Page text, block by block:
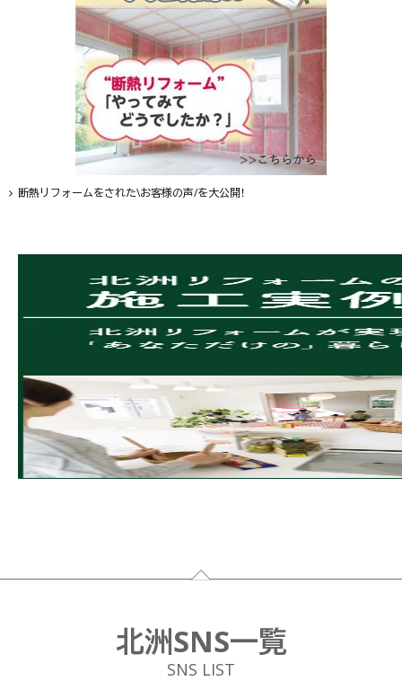
断熱リフォームをされた\お客様の声/を大公開！
フッター
北洲SNS一覧
SNS LIST